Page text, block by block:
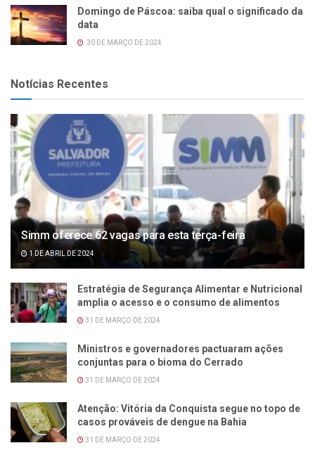
Domingo de Páscoa: saiba qual o significado da
data
30 DE MARÇO DE 2024
Notícias Recentes
Simm oferece 62 vagas para esta terça-feira
1 DE ABRIL DE 2024
Estratégia de Segurança Alimentar e Nutricional
amplia o acesso e o consumo de alimentos
31 DE MARÇO DE 2024
Ministros e governadores pactuaram ações
conjuntas para o bioma do Cerrado
31 DE MARÇO DE 2024
Atenção: Vitória da Conquista segue no topo de
casos prováveis de dengue na Bahia
31 DE MARÇO DE 2024